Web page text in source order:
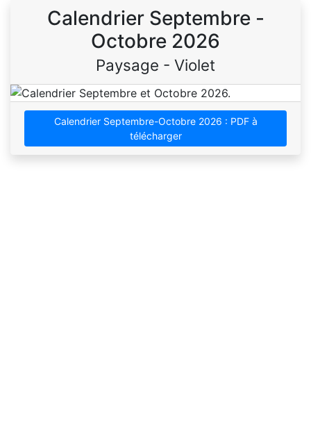
Calendrier Septembre -
Octobre 2026
Paysage - Violet
Calendrier Septembre-Octobre 2026 : PDF à
télécharger